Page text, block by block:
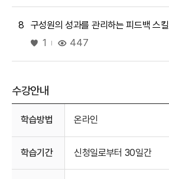
8
구성원의 성과를 관리하는 피드백 스킬
좋아요
1 447
수강안내
학습방법 온라인
학습기간 신청일로부터 30일간